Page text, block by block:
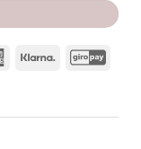
American
Klarna